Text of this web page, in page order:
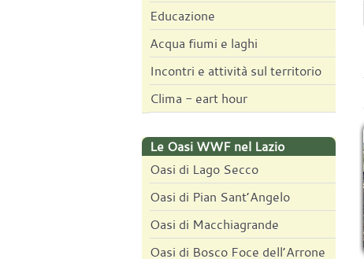
Educazione
Acqua fiumi e laghi
Incontri e attività sul territorio
Clima - eart hour
Le Oasi WWF nel Lazio
Oasi di Lago Secco
Oasi di Pian Sant’Angelo
Oasi di Macchiagrande
Oasi di Bosco Foce dell’Arrone